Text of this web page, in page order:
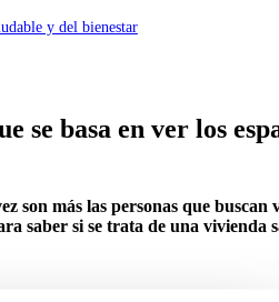
y del bienestar
se basa en ver los
son más las personas que buscan
saber si se trata de una vivienda